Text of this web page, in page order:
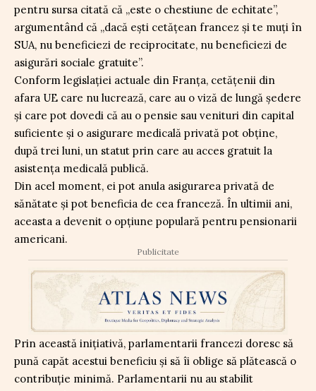
pentru sursa citată că „este o chestiune de echitate”,
argumentând că „dacă ești cetățean francez și te muți în
SUA, nu beneficiezi de reciprocitate, nu beneficiezi de
asigurări sociale gratuite”.
Conform legislației actuale din Franța, cetățenii din
afara UE care nu lucrează, care au o viză de lungă ședere
și care pot dovedi că au o pensie sau venituri din capital
suficiente și o asigurare medicală privată pot obține,
după trei luni, un statut prin care au acces gratuit la
asistența medicală publică.
Din acel moment, ei pot anula asigurarea privată de
sănătate și pot beneficia de cea franceză. În ultimii ani,
aceasta a devenit o opțiune populară pentru pensionarii
americani.
Publicitate
Prin această inițiativă, parlamentarii francezi doresc să
pună capăt acestui beneficiu și să îi oblige să plătească o
contribuție minimă. Parlamentarii nu au stabilit